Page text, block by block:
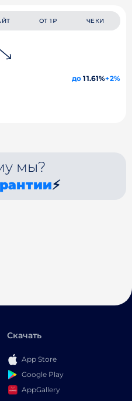
ОТ 1₽ ЧЕКИ
до 11.61%+2%
мы?
⚡
Скачать
App Store
Google Play
AppGallery